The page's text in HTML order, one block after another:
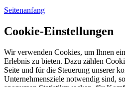
Seitenanfang
Cookie-Einstellungen
Wir verwenden Cookies, um Ihnen
Erlebnis zu bieten. Dazu zählen
Seite und für die Steuerung unserer
Unternehmensziele notwendig sind,